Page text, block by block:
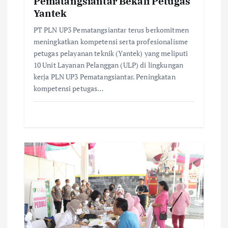
Yantek
PT PLN UP3 Pematangsiantar terus berkomitmen
meningkatkan kompetensi serta profesionalisme
petugas pelayanan teknik (Yantek) yang meliputi
10 Unit Layanan Pelanggan (ULP) di lingkungan
kerja PLN UP3 Pematangsiantar. Peningkatan
kompetensi petugas…